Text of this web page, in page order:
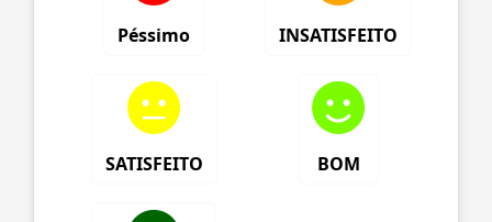
Péssimo INSATISFEITO
SATISFEITO BOM